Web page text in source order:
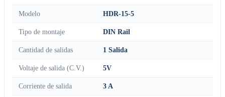
Modelo HDR-15-5
Tipo de montaje DIN Rail
Cantidad de salidas 1 Salida
Voltaje de salida (C.V.) 5V
Corriente de salida 3 A